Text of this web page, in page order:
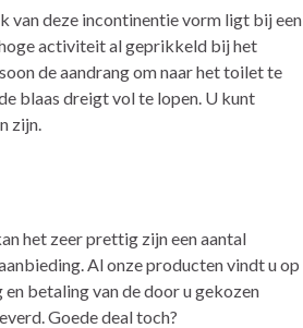
van deze incontinentie vorm ligt bij een
activiteit al geprikkeld bij het
de aandrang om naar het toilet te
blaas dreigt vol te lopen. U kunt
zijn.
het zeer prettig zijn een aantal
Al onze producten vindt u op
betaling van de door u gekozen
Goede deal toch?